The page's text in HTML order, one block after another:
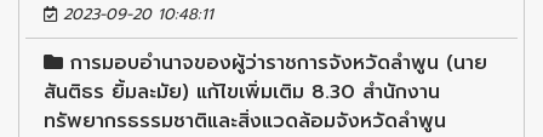
2023-09-20 10:48:11
การมอบอำนาจของผู้ว่าราชการจังหวัดลำพูน (นาย
สันติธร ยิ้มละมัย) แก้ไขเพิ่มเติม 8.30 สำนักงาน
ทรัพยากรธรรมชาติและสิ่งแวดล้อมจังหวัดลำพูน